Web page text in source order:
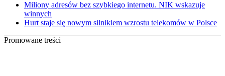
Miliony adresów bez szybkiego internetu. NIK wskazuje
winnych
Hurt staje się nowym silnikiem wzrostu telekomów w Polsce
Promowane treści